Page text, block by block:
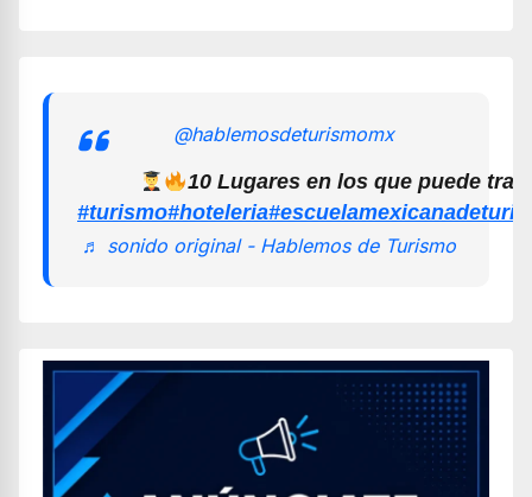
@hablemosdeturismomx
10 Lugares en los que puede
#turismo#hoteleria
♬ sonido original - Hablemos de Turismo